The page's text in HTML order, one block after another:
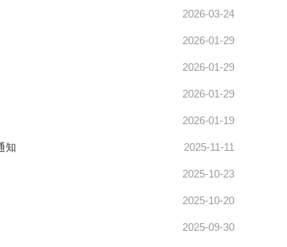
2026-03-24
2026-01-29
2026-01-29
2026-01-29
2026-01-19
2025-11-11
知
2025-10-23
2025-10-20
2025-09-30